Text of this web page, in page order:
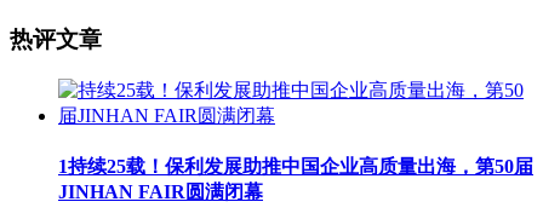
热评文章
1持续25载！保利发展助推中国企业高质量出海，第50届
JINHAN FAIR圆满闭幕